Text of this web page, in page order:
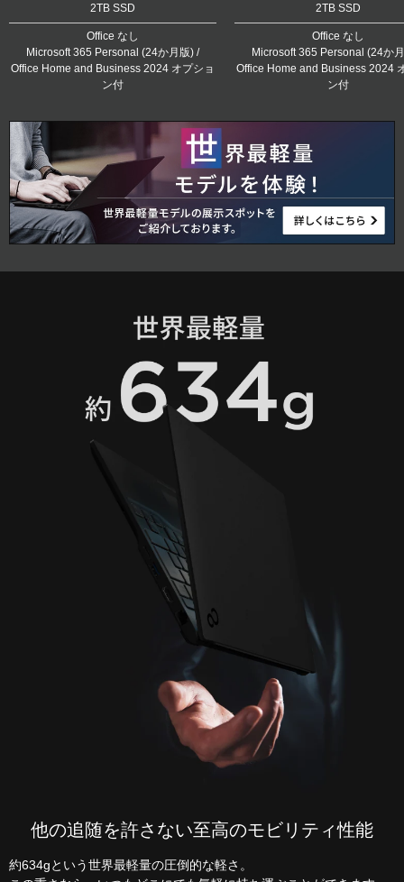
2TB SSD
Office なし
Microsoft 365 Personal (24か月版) /
Office Home and Business 2024 オプショ
ン付
2TB SSD
Office なし
Microsoft 365 Personal (24か
Office Home and Business 2024
ン付
他の追随を許さない至高のモビリティ性能
約634gという世界最軽量の圧倒的な軽さ。